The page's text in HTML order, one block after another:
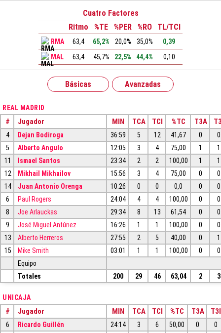
Cuatro Factores
Ritmo
%TE %PER %RO TL/TCI
RMA 63,4 65,2% 20,0% 35,0%
0,39
MAL
63,4 45,7% 22,5% 44,4% 0,10
Básicas Avanzadas
REAL MADRID
# Jugador MIN TCA TCI %TC T3A
4 Dejan Bodiroga 36:59 5 12 41,67 0
0
5
Alberto Angulo 12:05 3 4 75,00 1
1
11
Ismael Santos 23:34 2 2 100,00 1
1
12
Mikhail Mikhailov 15:56 3 4 75,00 0
0
14
Juan Antonio Orenga 10:26 0 0 0,0 0
0
6
Paul Rogers 24:04 4 4 100,00 0
0
8
Joe Arlauckas 29:34 8 13 61,54 0
0
9
José Miguel Antúnez 16:26 1 1 100,00 0
0
13
Alberto Herreros 27:55 2 5 40,00 0
1
15
Mike Smith 03:01 1 1 100,00 0
0
Equipo
Totales
200 29 46 63,04 2 3
UNICAJA
# Jugador MIN TCA TCI %TC T3A T3I
6 Ricardo Guillén 24:14 3 6 50,00 0
0